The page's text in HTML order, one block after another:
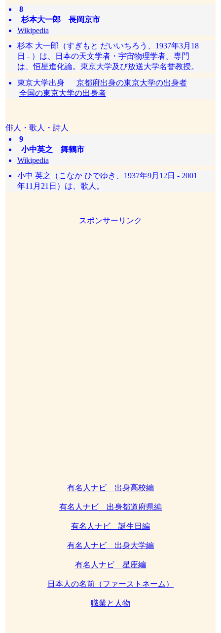
8
杉本大一郎 長岡京市
Wikipedia
杉本 大一郎（すぎもと だいいちろう、1937年3月18
日 - ）は、日本の天文学者・宇宙物理学者。専門
は、恒星進化論。東京大学及び放送大学名誉教授。
東京大学出身 京都府出身の東京大学の出身者
全国の東京大学の出身者
俳人・歌人・詩人
9
小中英之 舞鶴市
Wikipedia
小中 英之（こなか ひでゆき、1937年9月12日 - 2001
年11月21日）は、歌人。
スポンサーリンク
有名人ナビ 出身高校編
有名人ナビ 出身都道府県編
有名人ナビ 誕生日編
有名人ナビ 出身大学編
有名人ナビ 星座編
日本人の名前（ファーストネーム）
職業と人物